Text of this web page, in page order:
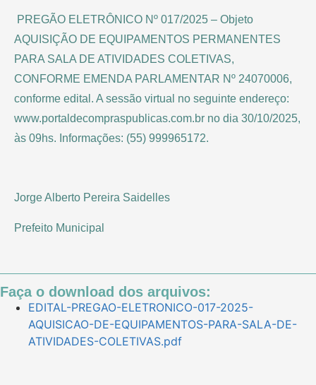
PREGÃO ELETRÔNICO Nº 017/2025 – Objeto
AQUISIÇÃO DE EQUIPAMENTOS PERMANENTES
PARA SALA DE ATIVIDADES COLETIVAS,
CONFORME EMENDA PARLAMENTAR Nº 24070006,
conforme edital. A sessão virtual no seguinte endereço:
www.portaldecompraspublicas.com.br no dia 30/10/2025,
às 09hs. Informações: (55) 999965172.
Jorge Alberto Pereira Saidelles
Prefeito Municipal
Faça o download dos arquivos:
EDITAL-PREGAO-ELETRONICO-017-2025-
AQUISICAO-DE-EQUIPAMENTOS-PARA-SALA-DE-
ATIVIDADES-COLETIVAS.pdf